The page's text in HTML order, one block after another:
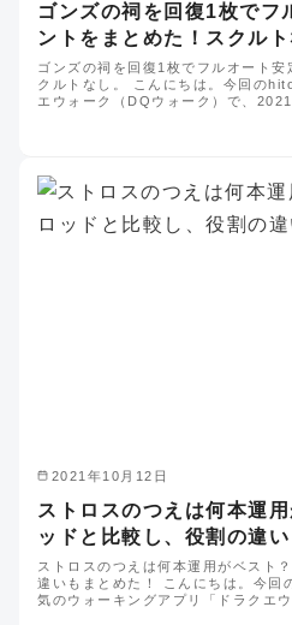
ゴンズの祠を回復1枚でフ
ントをまとめた！スクルト
ゴンズの祠を回復1枚でフルオート
クルトなし。 こんにちは。今回の
エウォーク（DQウォーク）で、
2021年10月12日
ストロスのつえは何本運
ッドと比較し、役割の違い
ストロスのつえは何本運用がベスト
違いもまとめた！ こんにちは。今回
気のウォーキングアプリ「ドラクエ